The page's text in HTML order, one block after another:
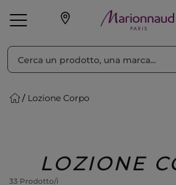
Make-up
Lozione Corpo
LOZIONE
33 Prodotto/i
Ordina per